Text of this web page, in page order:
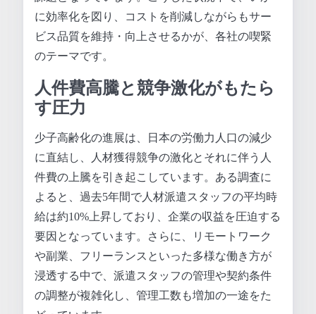
に効率化を図り、コストを削減しながらもサー
ビス品質を維持・向上させるかが、各社の喫緊
のテーマです。
人件費高騰と競争激化がもたら
す圧力
少子高齢化の進展は、日本の労働力人口の減少
に直結し、人材獲得競争の激化とそれに伴う人
件費の上騰を引き起こしています。ある調査に
よると、過去5年間で人材派遣スタッフの平均時
給は約10%上昇しており、企業の収益を圧迫する
要因となっています。さらに、リモートワーク
や副業、フリーランスといった多様な働き方が
浸透する中で、派遣スタッフの管理や契約条件
の調整が複雑化し、管理工数も増加の一途をた